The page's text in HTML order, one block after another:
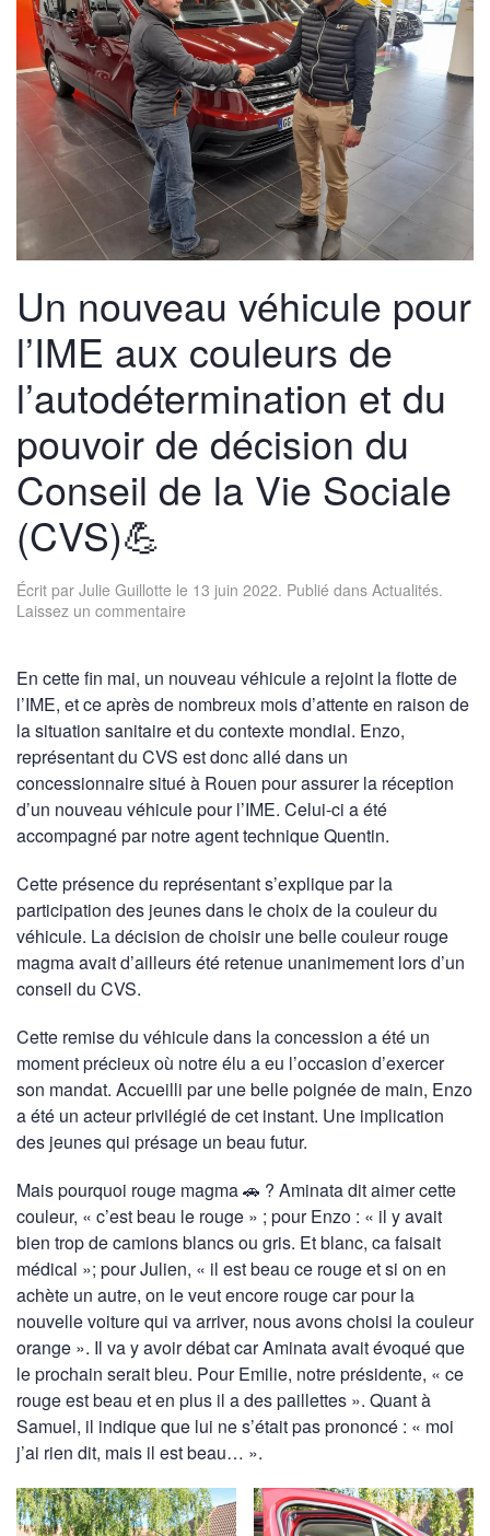
Un nouveau véhicule pour
l’IME aux couleurs de
l’autodétermination et du
pouvoir de décision du
Conseil de la Vie Sociale
(CVS)💪
Écrit par Julie Guillotte le 13 juin 2022. Publié dans Actualités.
Laissez un commentaire
En cette fin mai, un nouveau véhicule a rejoint la flotte de
l’IME, et ce après de nombreux mois d’attente en raison de
la situation sanitaire et du contexte mondial. Enzo,
représentant du CVS est donc allé dans un
concessionnaire situé à Rouen pour assurer la réception
d’un nouveau véhicule pour l’IME. Celui-ci a été
accompagné par notre agent technique Quentin.
Cette présence du représentant s’explique par la
participation des jeunes dans le choix de la couleur du
véhicule. La décision de choisir une belle couleur rouge
magma avait d’ailleurs été retenue unanimement lors d’un
conseil du CVS.
Cette remise du véhicule dans la concession a été un
moment précieux où notre élu a eu l’occasion d’exercer
son mandat. Accueilli par une belle poignée de main, Enzo
a été un acteur privilégié de cet instant. Une implication
des jeunes qui présage un beau futur.
Mais pourquoi rouge magma 🚗 ? Aminata dit aimer cette
couleur, « c’est beau le rouge » ; pour Enzo : « il y avait
bien trop de camions blancs ou gris. Et blanc, ca faisait
médical »; pour Julien, « il est beau ce rouge et si on en
achète un autre, on le veut encore rouge car pour la
nouvelle voiture qui va arriver, nous avons choisi la couleur
orange ». Il va y avoir débat car Aminata avait évoqué que
le prochain serait bleu. Pour Emilie, notre présidente, « ce
rouge est beau et en plus il a des paillettes ». Quant à
Samuel, il indique que lui ne s’était pas prononcé : « moi
j’ai rien dit, mais il est beau… ».